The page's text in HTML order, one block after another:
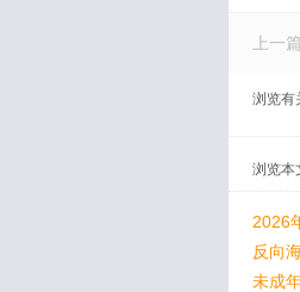
上一篇
浏览有
浏览本
2026
反向
未成